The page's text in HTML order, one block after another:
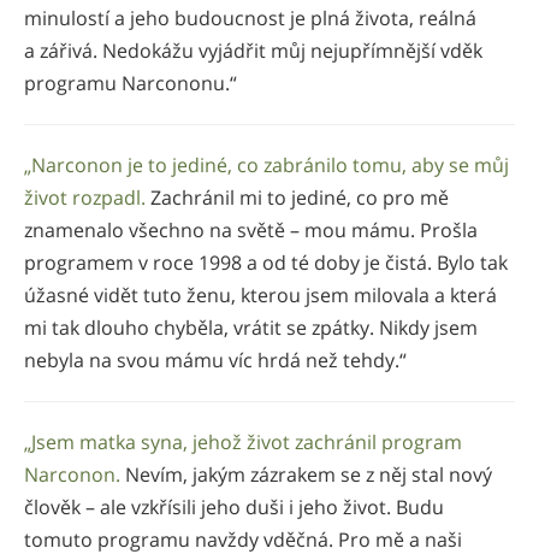
minulostí a jeho budoucnost je plná života, reálná
a zářivá. Nedokážu vyjádřit můj nejupřímnější vděk
programu Narcononu.“
„Narconon je to jediné, co zabránilo tomu, aby se můj
život rozpadl. Zachránil mi to jediné, co pro mě
znamenalo všechno na světě – mou mámu. Prošla
programem v roce 1998 a od té doby je čistá. Bylo tak
úžasné vidět tuto ženu, kterou jsem milovala a která
mi tak dlouho chyběla, vrátit se zpátky. Nikdy jsem
nebyla na svou mámu víc hrdá než tehdy.“
„Jsem matka syna, jehož život zachránil program
Narconon. Nevím, jakým zázrakem se z něj stal nový
člověk – ale vzkřísili jeho duši i jeho život. Budu
tomuto programu navždy vděčná. Pro mě a naši